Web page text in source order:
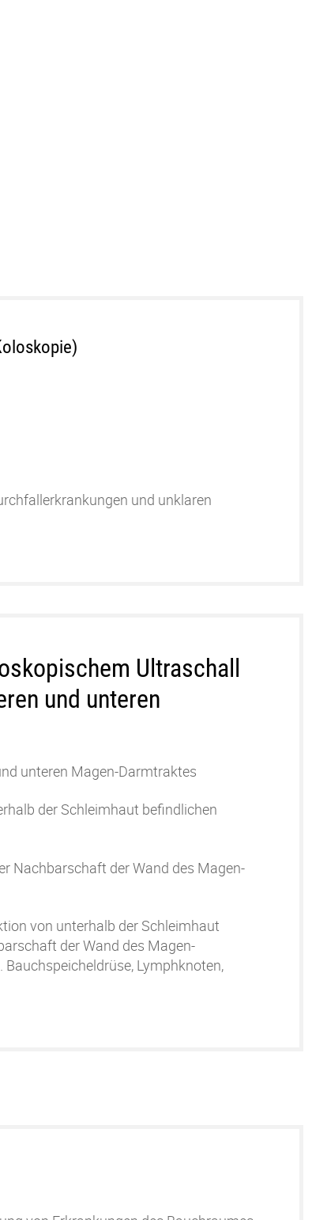
und unklaren
Ultraschall
und unteren
unteren Magen-Darmtraktes
der Schleimhaut befindlichen
Nachbarschaft der Wand des Magen-
von unterhalb der Schleimhaut
der Wand des Magen-
Lymphknoten,